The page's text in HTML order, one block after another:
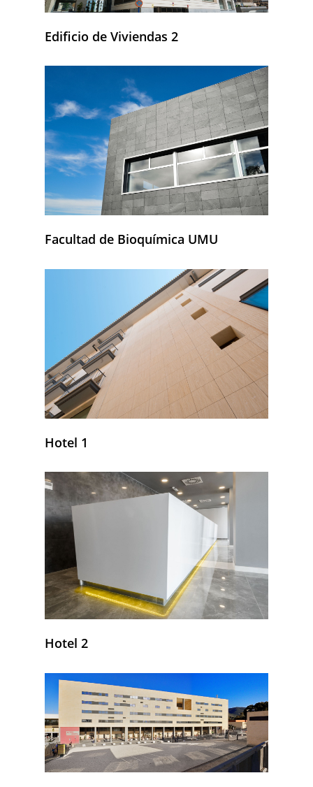
Edificio de Viviendas 2
Facultad de Bioquímica UMU
Hotel 1
Hotel 2